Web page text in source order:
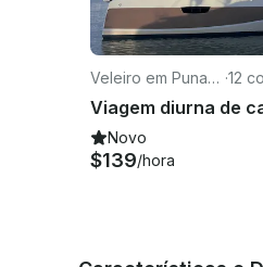
Veleiro em Punaau
ia
·12
Novo
$139/hora